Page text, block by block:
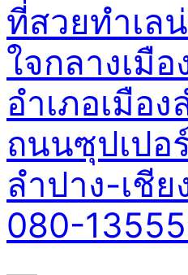
ที่สวยทำเล
ใจกลางเมือ
อำเภอเมือ
ถนนซุปเปอ
ลำปาง-เชีย
080-